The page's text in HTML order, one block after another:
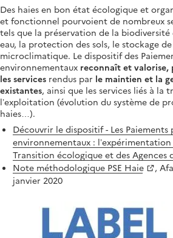
Des haies en bon état écologique et
et fonctionnel pourvoient de nombreux
tels que la préservation de la biodiversité
eau, la protection des sols, le stockage
microclimatique. Le dispositif des
environnementaux reconnaît et valorise,
les services rendus par le maintien et la
existantes, ainsi que les services liés à la
l’exploitation (évolution du système de
haies…).
Découvrir le dispositif - Les Paiements
environnementaux :
Transition écologique et des Agences
Note méthodologique PSE Haie
,
janvier 2020